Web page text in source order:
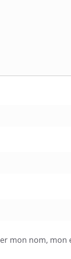
mon nom, mon